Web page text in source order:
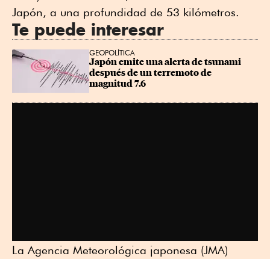
Japón, a una profundidad de 53 kilómetros.
Te puede interesar
GEOPOLÍTICA
Japón emite una alerta de tsunami
después de un terremoto de
magnitud 7.6
La Agencia Meteorológica japonesa (JMA)